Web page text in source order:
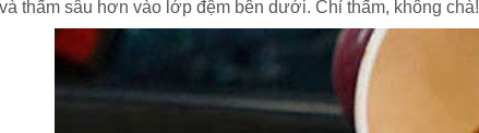
thấm sâu hơn vào lớp đệm bên dưới. Chỉ thấm, không chà!